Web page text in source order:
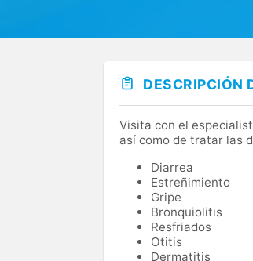
DESCRIPCIÓN
Visita con el
así como de tratar las
Diarrea
Estreñimiento
Gripe
Bronquiolitis
Resfriados
Otitis
Dermatitis